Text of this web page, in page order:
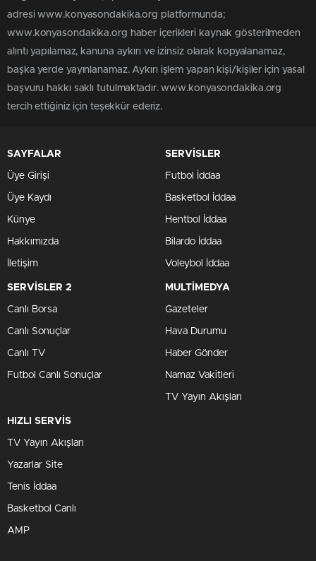
adresi www.konyasondakika.org platformunda;
www.konyasondakika.org haber içerikleri kaynak gösterilmeden
alıntı yapılamaz, kanuna aykırı ve izinsiz olarak kopyalanamaz,
başka yerde yayınlanamaz. Aykırı işlem yapan kişi/kişiler için yasal
başvuru hakkı saklı tutulmaktadır. www.konyasondakika.org
tercih ettiğiniz için teşekkür ederiz.
SAYFALAR
Üye Girişi
Üye Kaydı
Künye
Hakkımızda
İletişim
SERVİSLER
Futbol İddaa
Basketbol İddaa
Hentbol İddaa
Bilardo İddaa
Voleybol İddaa
SERVİSLER 2
Canlı Borsa
Canlı Sonuçlar
Canlı TV
Futbol Canlı Sonuçlar
MULTİMEDYA
Gazeteler
Hava Durumu
Haber Gönder
Namaz Vakitleri
TV Yayın Akışları
HIZLI SERVİS
TV Yayın Akışları
Yazarlar Site
Tenis İddaa
Basketbol Canlı
AMP